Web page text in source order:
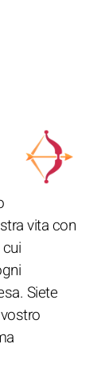
vita con
Siete